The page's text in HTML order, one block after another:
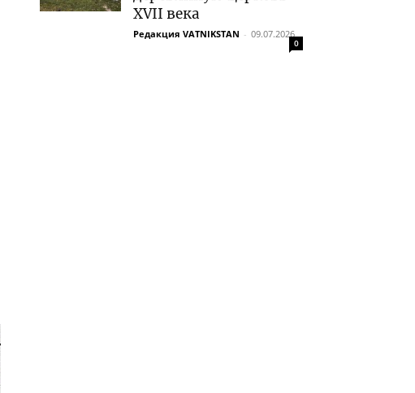
XVII века
Редакция VATNIKSTAN - 09.07.2026
0